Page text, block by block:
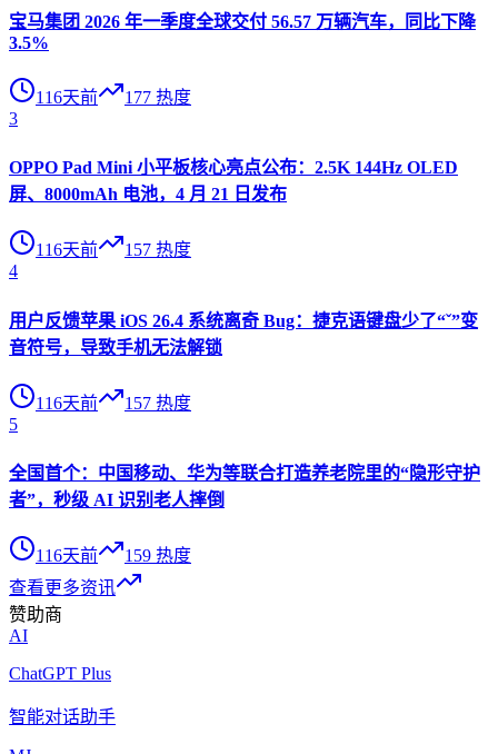
宝马集团 2026 年一季度全球交付 56.57 万辆汽车，同比下降
3.5%
116天前 177 热度
3
OPPO Pad Mini 小平板核心亮点公布：2.5K 144Hz OLED
屏、8000mAh 电池，4 月 21 日发布
116天前 157 热度
4
用户反馈苹果 iOS 26.4 系统离奇 Bug：捷克语键盘少了“ˇ”变
音符号，导致手机无法解锁
116天前 157 热度
5
全国首个：中国移动、华为等联合打造养老院里的“隐形守护
者”，秒级 AI 识别老人摔倒
116天前 159 热度
查看更多资讯
赞助商
AI
ChatGPT Plus
智能对话助手